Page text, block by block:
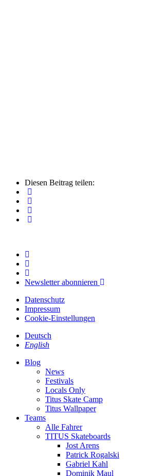
Diesen Beitrag teilen:
Newsletter abonnieren
Datenschutz
Impressum
Cookie-Einstellungen
Deutsch
English
Blog
News
Festivals
Locals Only
Titus Skate Camp
Titus Wallpaper
Teams
Alle Fahrer
TITUS Skateboards
Jost Arens
Patrick Rogalski
Gabriel Kahl
Dominik Maul